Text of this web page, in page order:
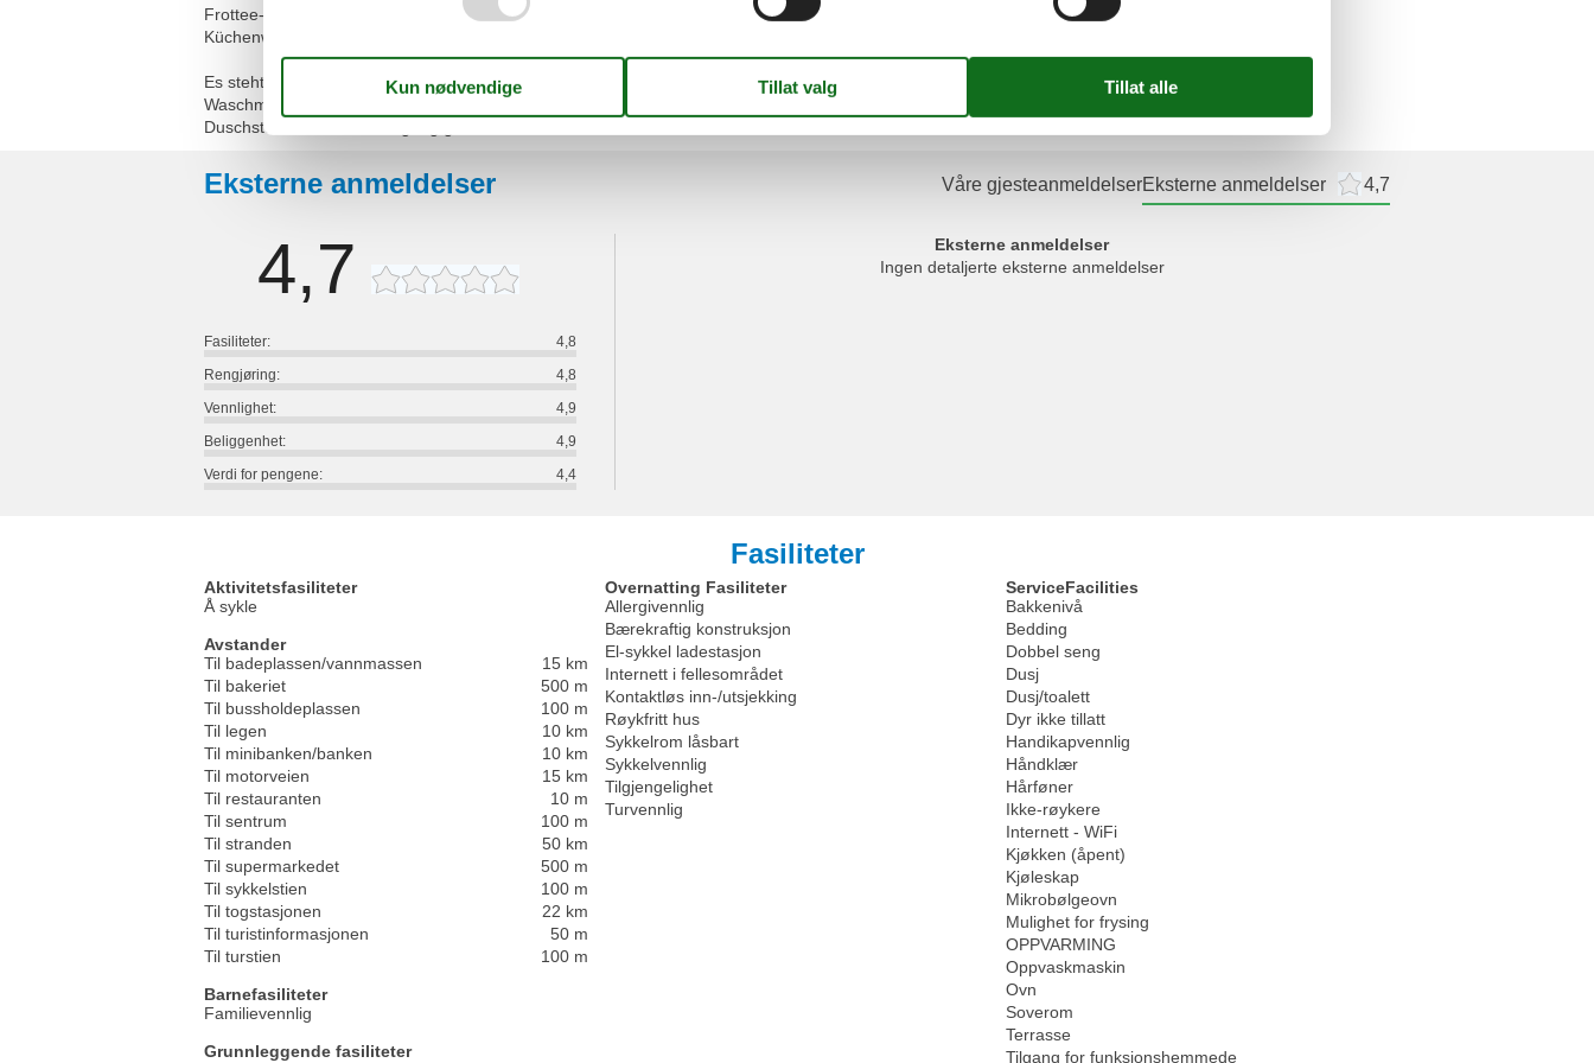
Frottee-Wäsche
Küchenwäsche (Geschirr, Abwasch-, Mikrofasertücher, Topflappen, Schürze)
Es steht eine zentrale Bügelstation für unsere Gäste zur Verfügung
Waschmaschine und Trockner
Duschstuhl kann zur Verfügung gestellt werden
Eksterne anmeldelser Våre gjesteanmeldelserEksterne anmeldelser 4,7
4,7
Fasiliteter:
4,8
Rengjøring:
4,8
Vennlighet:
4,9
Beliggenhet:
4,9
Verdi for pengene:
4,4
Eksterne anmeldelser
Ingen detaljerte eksterne anmeldelser
Fasiliteter
Aktivitetsfasiliteter
Å sykle
Avstander
Til badeplassen/vannmassen
15 km
Til bakeriet
500 m
Til bussholdeplassen
100 m
Til legen
10 km
Til minibanken/banken
10 km
Til motorveien
15 km
Til restauranten
10 m
Til sentrum
100 m
Til stranden
50 km
Til supermarkedet
500 m
Til sykkelstien
100 m
Til togstasjonen
22 km
Til turistinformasjonen
50 m
Til turstien
100 m
Barnefasiliteter
Familievennlig
Grunnleggende fasiliteter
Overnatting Fasiliteter
Allergivennlig
Bærekraftig konstruksjon
El-sykkel ladestasjon
Internett i fellesområdet
Kontaktløs inn-/utsjekking
Røykfritt hus
Sykkelrom låsbart
Sykkelvennlig
Tilgjengelighet
Turvennlig
ServiceFacilities
Bakkenivå
Bedding
Dobbel seng
Dusj
Dusj/toalett
Dyr ikke tillatt
Handikapvennlig
Håndklær
Hårføner
Ikke-røykere
Internett - WiFi
Kjøkken (åpent)
Kjøleskap
Mikrobølgeovn
Mulighet for frysing
OPPVARMING
Oppvaskmaskin
Ovn
Soverom
Terrasse
Tilgang for funksjonshemmede